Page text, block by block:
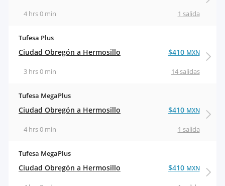
1 salida
4 hrs 0 min
Tufesa Plus
Ciudad Obregón a Hermosillo
14 salidas
3 hrs 0 min
$410 MXN
Tufesa MegaPlus
Ciudad Obregón a Hermosillo
1 salida
4 hrs 0 min
$410 MXN
Tufesa MegaPlus
Ciudad Obregón a Hermosillo $410 MXN